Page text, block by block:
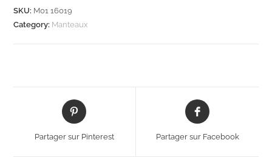
SKU: M01 16019
Category: Manteaux
Partager sur Pinterest Partager sur Facebook